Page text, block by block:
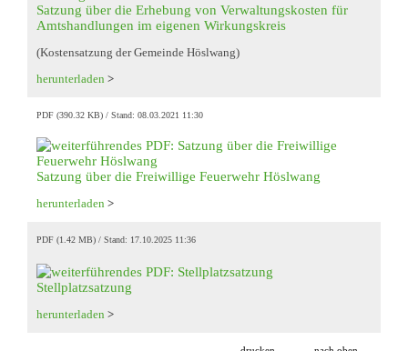
Satzung über die Erhebung von Verwaltungskosten für
Amtshandlungen im eigenen Wirkungskreis
(Kostensatzung der Gemeinde Höslwang)
herunterladen >
PDF (390.32 KB) Stand: 08.03.2021 11:30
Satzung über die Freiwillige Feuerwehr Höslwang
herunterladen >
PDF (1.42 MB) Stand: 17.10.2025 11:36
Stellplatzsatzung
herunterladen >